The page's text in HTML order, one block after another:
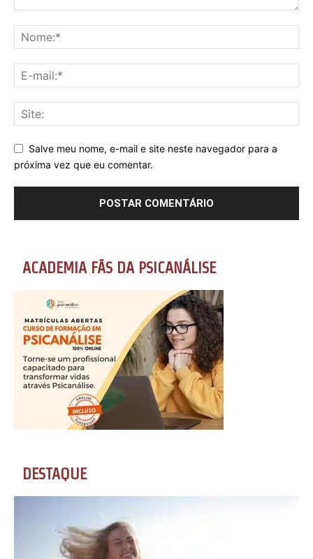
Salve meu nome, e-mail e site neste navegador para a
próxima vez que eu comentar.
ACADEMIA FÃS DA PSICANÁLISE
DESTAQUE